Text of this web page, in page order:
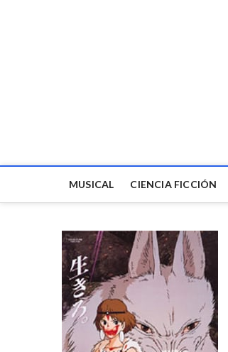
MUSICAL CIENCIA FICCIÓN